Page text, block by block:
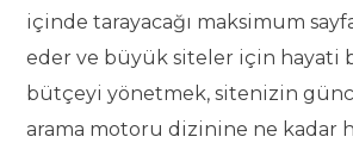
içinde tarayacağı maksimum sayfa
eder ve büyük siteler için hayati
bütçeyi yönetmek, sitenizin
arama motoru dizinine ne kadar